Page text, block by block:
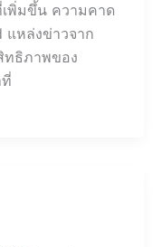
พิ่มขึ้น ความคาด
แหล่งข่าวจาก
ทธิภาพของ